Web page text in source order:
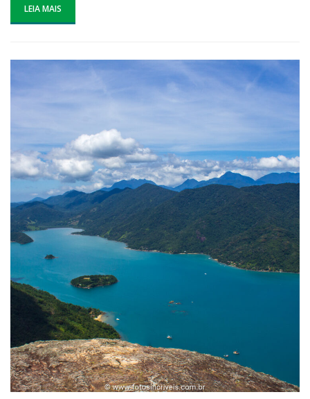
LEIA MAIS